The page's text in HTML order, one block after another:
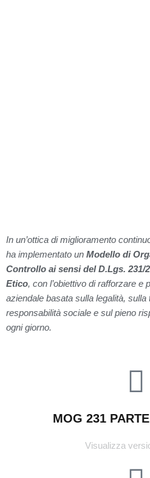
In un’ottica di miglioramento
ha implementato un Modello di
Controllo ai sensi del D.Lgs. 231/
Etico, con l’obiettivo di rafforzare e
aziendale basata sulla legalità,
responsabilità sociale e sul pieno
ogni giorno.
MOG 231
Visualizza